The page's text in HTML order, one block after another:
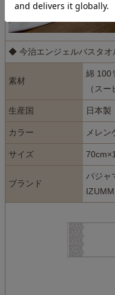
◆ 今治エンジェルバスタオ
素材
綿 100
（ス
生産国 日本製
カラー メレン
サイズ
ブランド
パジャ
IZUMM